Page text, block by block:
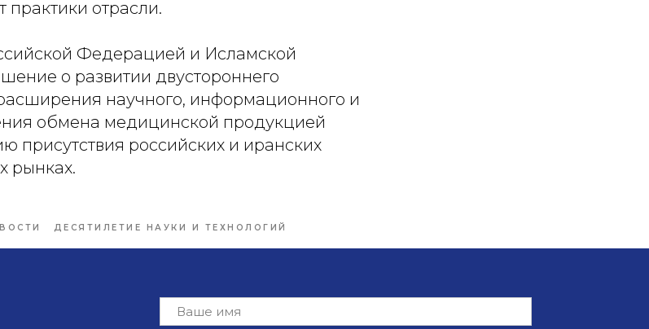
практики отрасли.
Федерацией и Исламской
о развитии двустороннего
научного, информационного и
обмена медицинской продукцией
присутствия российских и иранских
рынках.
ДЕСЯТИЛЕТИЕ НАУКИ И ТЕХНОЛОГИЙ